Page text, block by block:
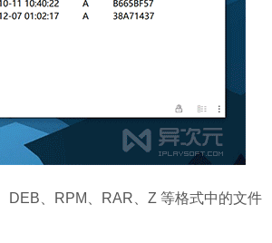
DEB、RPM、RAR、Z 等格式中的文件